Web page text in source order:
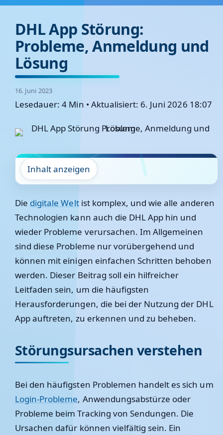
DHL App Störung:
Probleme, Anmeldung und
Lösung
16. Juni 2023
Lesedauer: 4 Min • Aktualisiert: 6. Juni 2026 18:07
Inhalt anzeigen
Die digitale Weltist komplex, und wie alle anderen
Technologien kann auch die DHL App hin und
wieder Probleme verursachen. Im Allgemeinen
sind diese Probleme nur vorübergehend und
können mit einigen einfachen Schritten behoben
werden. Dieser Beitrag soll ein hilfreicher
Leitfaden sein, um die häufigsten
Herausforderungen, die bei der Nutzung der DHL
App auftreten, zu erkennen und zu beheben.
Störungsursachen verstehen
Bei den häufigsten Problemen handelt es sich um
Login-Probleme, Anwendungsabstürze oder
Probleme beim Tracking von Sendungen. Die
Ursachen dafür können vielfältig sein. Ein